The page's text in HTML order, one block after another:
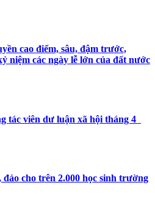
cao điểm, sâu, đậm trước,
niệm các ngày lễ lớn của đất nước
tác viên dư luận xã hội tháng 4
cho trên 2.000 học sinh trường